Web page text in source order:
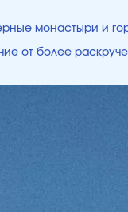
монастыри и
от более